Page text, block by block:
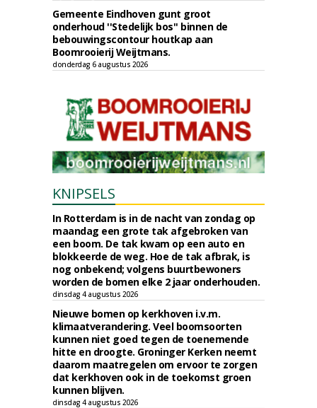
Gemeente Eindhoven gunt groot
onderhoud ''Stedelijk bos'' binnen de
bebouwingscontour houtkap aan
Boomrooierij Weijtmans.
donderdag 6 augustus 2026
KNIPSELS
In Rotterdam is in de nacht van zondag op
maandag een grote tak afgebroken van
een boom. De tak kwam op een auto en
blokkeerde de weg. Hoe de tak afbrak, is
nog onbekend; volgens buurtbewoners
worden de bomen elke 2 jaar onderhouden.
dinsdag 4 augustus 2026
Nieuwe bomen op kerkhoven i.v.m.
klimaatverandering. Veel boomsoorten
kunnen niet goed tegen de toenemende
hitte en droogte. Groninger Kerken neemt
daarom maatregelen om ervoor te zorgen
dat kerkhoven ook in de toekomst groen
kunnen blijven.
dinsdag 4 augustus 2026